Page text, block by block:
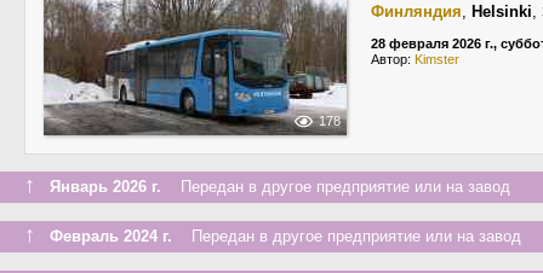
178
Финляндия, Helsinki,
28 февраля 2026 г.,
Автор: Kimster
↑ Январь 2026 г. Передан в другое предприятие или на завод
↑ Февраль 2024 г. Передан в другое предприятие или на завод